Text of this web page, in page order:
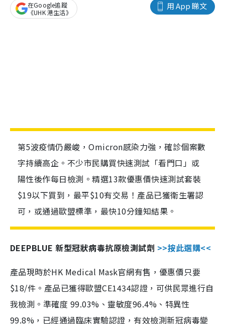
用 App 睇文
在Google追蹤
《UHK 港生活》
第5波疫情仍嚴峻，Omicron感染力強，確診個案數
字持續高企。不少市民購買快速測試「看門口」或
陽性後作每日檢測。精選13款優惠價快速測試套裝
$19以下買到，最平$10有交易！產品已獲衛生署認
可，或通過歐盟標準，最快10分鐘知結果。
DEEPBLUE 新型冠狀病毒抗原檢測試劑 >>按此選購<<
產品現時於HK Medical Mask官網有售，優惠價只要
$18/件。產品已獲得歐盟CE1434認證，可供民眾進行自
我檢測。準確度 99.03%、靈敏度96.4%、特異性
99.8%，已經通過臨床實驗認證，有效檢測新冠病毒變